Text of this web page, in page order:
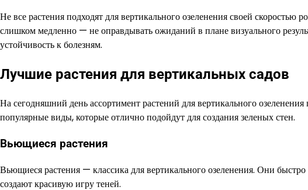
Не все растения подходят для вертикального озеленения своей скоростью
слишком медленно — не оправдывать ожиданий в плане визуального
устойчивость к болезням.
Лучшие растения для вертикальных садов
На сегодняшний день ассортимент растений для вертикального
популярные виды, которые отлично подойдут для создания зеленых стен.
Вьющиеся растения
Вьющиеся растения — классика для вертикального озеленения. Они
создают красивую игру теней.